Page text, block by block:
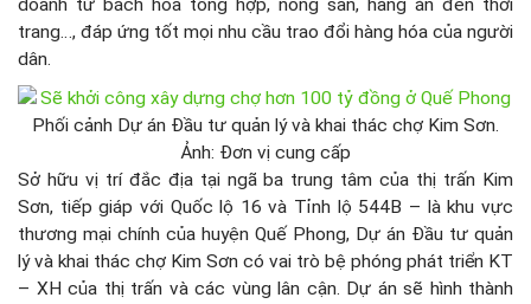
doanh từ bách hóa tổng hợp, nông sản, hàng ăn đến thời
trang…, đáp ứng tốt mọi nhu cầu trao đổi hàng hóa của người
dân.
Phối cảnh Dự án Đầu tư quản lý và khai thác chợ Kim Sơn.
Ảnh: Đơn vị cung cấp
Sở hữu vị trí đắc địa tại ngã ba trung tâm của thị trấn Kim
Sơn, tiếp giáp với Quốc lộ 16 và Tỉnh lộ 544B – là khu vực
thương mại chính của huyện Quế Phong, Dự án Đầu tư quản
lý và khai thác chợ Kim Sơn có vai trò bệ phóng phát triển KT
– XH của thị trấn và các vùng lân cận. Dự án sẽ hình thành